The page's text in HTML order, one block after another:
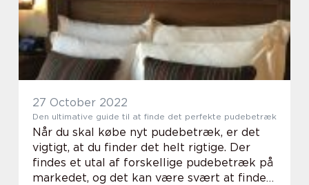
o...
27 October 2022
Den ultimative guide til at finde det perfekte pudebetræk
Når du skal købe nyt pudebetræk, er det
vigtigt, at du finder det helt rigtige. Der
findes et utal af forskellige pudebetræk på
markedet, og det kan være svært at finde